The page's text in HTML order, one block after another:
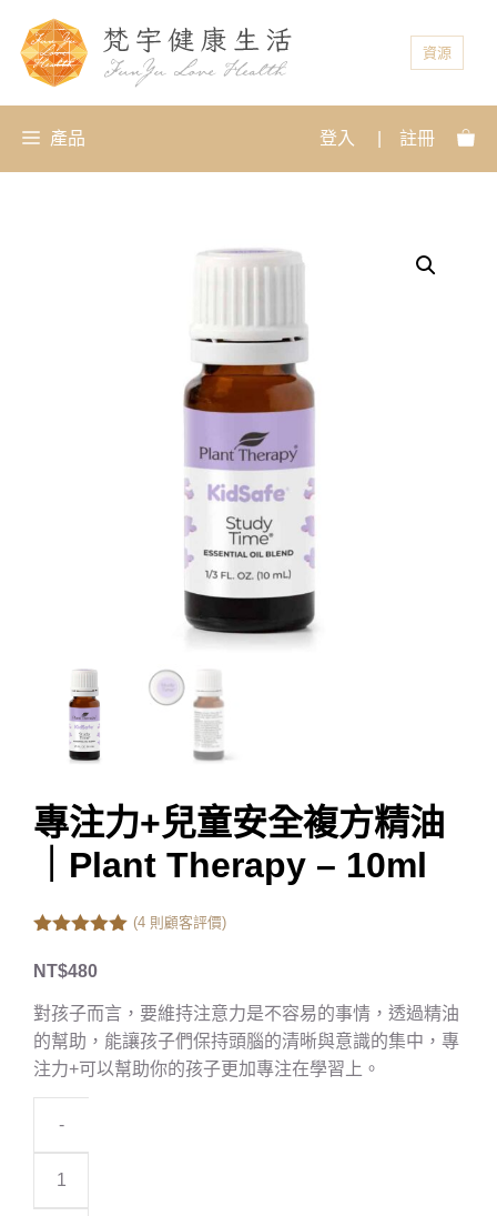
資源
產品 登入 註冊
專注力+兒童安全複方精油
｜Plant Therapy – 10ml
5
(4 則顧客評價)
NT$480
對孩子而言，要維持注意力是不容易的事情，透過精油
的幫助，能讓孩子們保持頭腦的清晰與意識的集中，專
注力+可以幫助你的孩子更加專注在學習上。
-